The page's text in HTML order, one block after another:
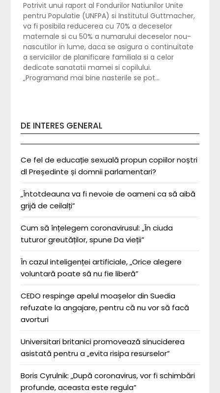
Potrivit unui raport al Fondurilor Natiunilor Unite
pentru Populatie (UNFPA) si Institutul Guttmacher,
va fi posibila reducerea cu 70% a deceselor
maternale si cu 50% a numarului deceselor nou-
nascutilor in lume, daca se asigura o continuitate
a serviciilor de planificare familiala si a celor
dedicate sanatatii mamei si copilului.
„Programand mai bine nasterile se pot…
DE INTERES GENERAL
Ce fel de educație sexuală propun copiilor noștri
dl Președinte și domnii parlamentari?
„Întotdeauna va fi nevoie de oameni ca să aibă
grijă de ceilalți”
Cum să înțelegem coronavirusul: „În ciuda
tuturor greutăților, spune Da vieții”
În cazul inteligenței artificiale, „Orice alegere
voluntară poate să nu fie liberă”
CEDO respinge apelul moașelor din Suedia
refuzate la angajare, pentru că nu vor să facă
avorturi
Universitari britanici promovează sinuciderea
asistată pentru a „evita risipa resurselor”
Boris Cyrulnik: „După coronavirus, vor fi schimbări
profunde, aceasta este regula”